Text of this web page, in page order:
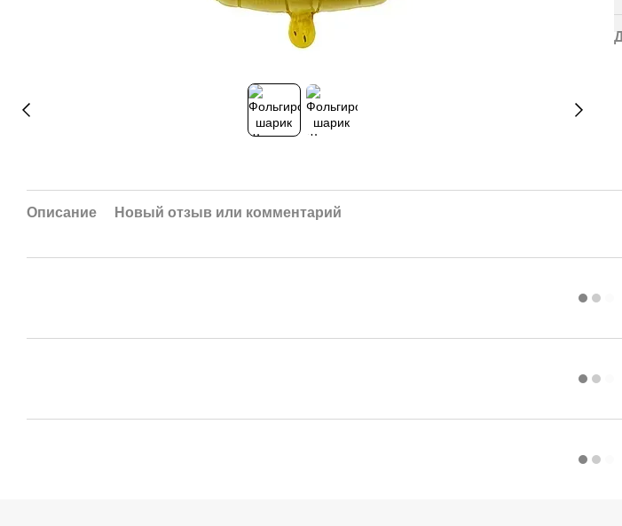
Описание Новый отзыв или комментарий